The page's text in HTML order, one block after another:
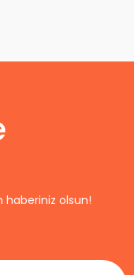
haberiniz olsun!